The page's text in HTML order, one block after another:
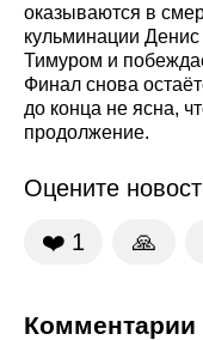
оказываются в
кульминации Денис
Тимуром и
Финал снова
до конца не ясна,
продолжение.
Оцените
❤️ 1 🙏
Комментарии